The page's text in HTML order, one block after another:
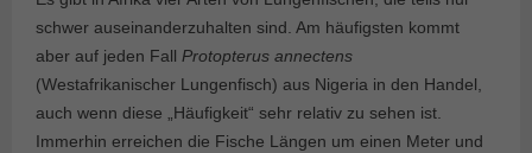
schwer auseinanderzuhalten sind. Am häufigsten kommt
aber auf jeden Fall Protopterus annectens
(Westafrikanischer Lungenfisch) aus Nigeria in den Handel,
auch wenn diese „Häufigkeit“ sehr relativ zu sehen ist.
Immerhin erreichen die Fische Längen um einen Meter und